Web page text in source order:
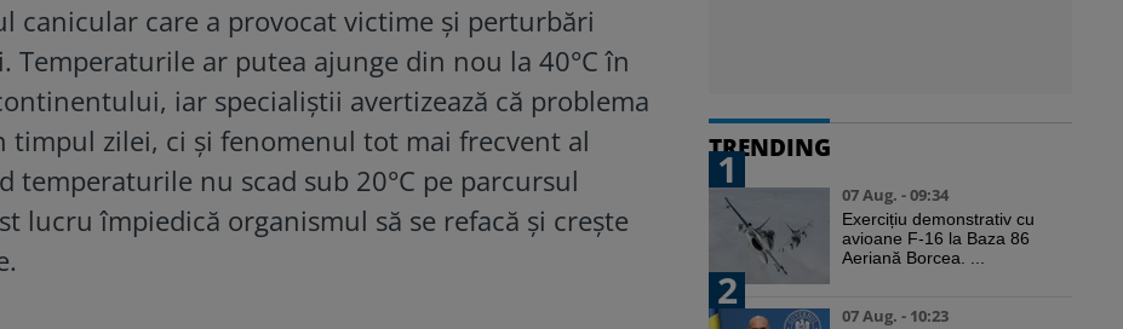
canicular care a provocat victime și perturbări
Temperaturile ar putea ajunge din nou la 40°C în
iar specialiștii avertizează că problema
timpul zilei, ci și fenomenul tot mai frecvent al
temperaturile nu scad sub 20°C pe parcursul
lucru împiedică organismul să se refacă și crește
TRENDING
1
07 Aug. - 09:34
Exercițiu demonstrativ cu
avioane F-16 la Baza 86
Aeriană Borcea. ...
2
07 Aug. - 10:23